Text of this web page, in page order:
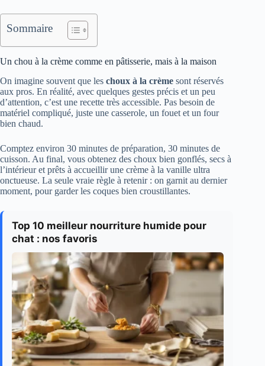
Sommaire
Un chou à la crème comme en pâtisserie, mais à la maison
On imagine souvent que les choux à la crème sont réservés
aux pros. En réalité, avec quelques gestes précis et un peu
d’attention, c’est une recette très accessible. Pas besoin de
matériel compliqué, juste une casserole, un fouet et un four
bien chaud.
Comptez environ 30 minutes de préparation, 30 minutes de
cuisson. Au final, vous obtenez des choux bien gonflés, secs à
l’intérieur et prêts à accueillir une crème à la vanille ultra
onctueuse. La seule vraie règle à retenir : on garnit au dernier
moment, pour garder les coques bien croustillantes.
Top 10 meilleur nourriture humide pour
chat : nos favoris